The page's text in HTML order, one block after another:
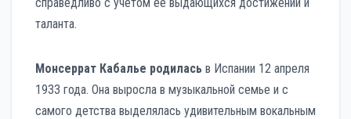
таланта.
Монсеррат Кабалье родилась в Испании 12 апреля
1933 года. Она выросла в музыкальной семье и с
самого детства выделялась удивительным вокальным